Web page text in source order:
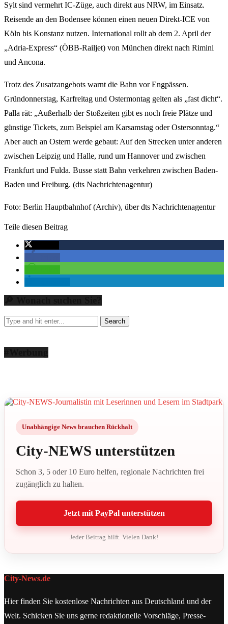
Sylt sind vermehrt IC-Züge, auch direkt aus NRW, im Einsatz.
Reisende an den Bodensee können einen neuen Direkt-ICE von
Köln bis Konstanz nutzen. International rollt ab dem 2. April der
„Adria-Express“ (ÖBB-Railjet) von München direkt nach Rimini
und Ancona.
Trotz des Zusatzangebots warnt die Bahn vor Engpässen.
Gründonnerstag, Karfreitag und Ostermontag gelten als „fast dicht“.
Palla rät: „Außerhalb der Stoßzeiten gibt es noch freie Plätze und
günstige Tickets, zum Beispiel am Karsamstag oder Ostersonntag.“
Aber auch an Ostern werde gebaut: Auf den Strecken unter anderen
zwischen Leipzig und Halle, rund um Hannover und zwischen
Frankfurt und Fulda. Busse statt Bahn verkehren zwischen Baden-
Baden und Freiburg. (dts Nachrichtenagentur)
Foto: Berlin Hauptbahnhof (Archiv), über dts Nachrichtenagentur
Teile diesen Beitrag
Unabhängige News brauchen Rückhalt
City-NEWS unterstützen
Schon 3, 5 oder 10 Euro helfen, regionale Nachrichten frei
zugänglich zu halten.
Jetzt mit PayPal unterstützen
Jeder Beitrag hilft. Vielen Dank!
City-News.de
Hier finden Sie kostenlose Nachrichten aus Deutschland und der
Welt. Schicken Sie uns gerne redaktionelle Vorschläge, Presse-